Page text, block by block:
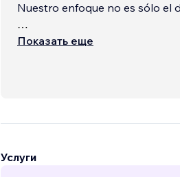
Nuestro enfoque no es sólo el
Cada proyecto integra tres
Показать еще
Услуги